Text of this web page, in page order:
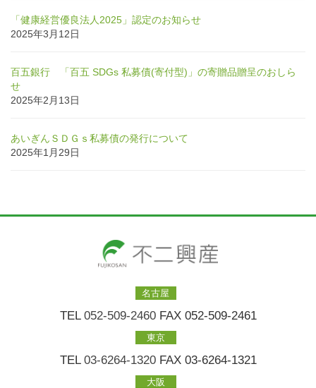
「健康経営優良法人2025」認定のお知らせ
2025年3月12日
百五銀行 「百五 SDGs 私募債(寄付型)」の寄贈品贈呈のおしら
せ
2025年2月13日
あいぎんＳＤＧｓ私募債の発行について
2025年1月29日
名古屋
TEL 052-509-2460FAX 052-509-2461
東京
TEL 03-6264-1320FAX 03-6264-1321
大阪